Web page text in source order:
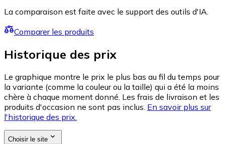
La comparaison est faite avec le support des outils d'IA.
Comparer les produits
Historique des prix
Le graphique montre le prix le plus bas au fil du temps pour
la variante (comme la couleur ou la taille) qui a été la moins
chère à chaque moment donné. Les frais de livraison et les
produits d'occasion ne sont pas inclus. En savoir plus sur
l'historique des prix.
Choisir le site